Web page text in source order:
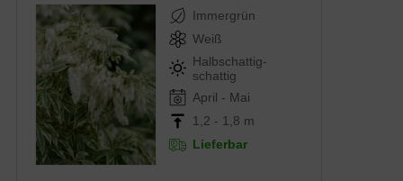
Immergrün
Weiß
Halbschattig-
schattig
April - Mai
1,2 - 1,8 m
Lieferbar